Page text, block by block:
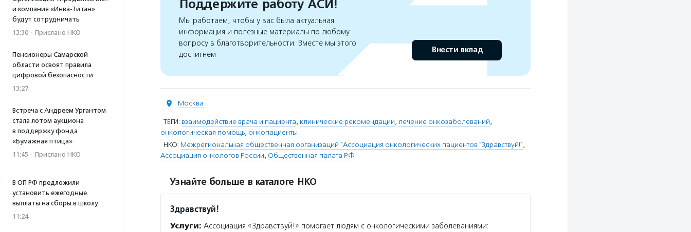
и компания «Инва-Титан»
будут сотрудничать
13:30 · Прислано НКО
Пенсионеры Самарской
области освоят правила
цифровой безопасности
13:27
Встреча с Андреем Ургантом
стала лотом аукциона
в поддержку фонда
«Бумажная птица»
11:45 · Прислано НКО
В ОП РФ предложили
установить ежегодные
выплаты на сборы в школу
11:24
Поддержите работу АСИ!
Мы работаем, чтобы у вас была актуальная
информация и полезные материалы по любому
вопросу в благотворительности. Вместе мы этого
достигнем
Внести вклад
Москва
ТЕГИ: взаимодействие врача и пациента, клинические рекомендации, лечение онкозаболеваний,
онкологическая помощь, онкопациенты
НКО: Межрегиональная общественная организаций "Ассоциация онкологических пациентов "Здравствуй!",
Ассоциация онкологов России, Общественная палата РФ
Узнайте больше в каталоге НКО
Здравствуй!
Услуги: Ассоциация «Здравствуй!» помогает людям с онкологическими заболеваниями: